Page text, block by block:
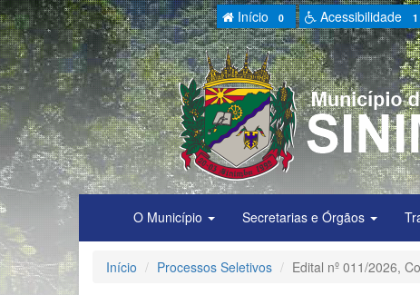
Início 0 Acessibilidade 1
O Município Secretarias e Órgãos
Início Processos Seletivos Edital nº 011/2026,